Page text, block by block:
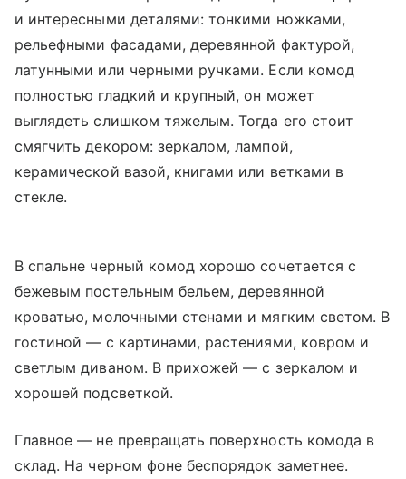
и интересными деталями: тонкими ножками,
рельефными фасадами, деревянной фактурой,
латунными или черными ручками. Если комод
полностью гладкий и крупный, он может
выглядеть слишком тяжелым. Тогда его стоит
смягчить декором: зеркалом, лампой,
керамической вазой, книгами или ветками в
стекле.
В спальне черный комод хорошо сочетается с
бежевым постельным бельем, деревянной
кроватью, молочными стенами и мягким светом. В
гостиной — с картинами, растениями, ковром и
светлым диваном. В прихожей — с зеркалом и
хорошей подсветкой.
Главное — не превращать поверхность комода в
склад. На черном фоне беспорядок заметнее.